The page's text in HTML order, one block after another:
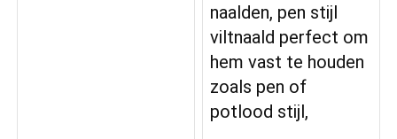
naalden, pen stijl
viltnaald perfect om
hem vast te houden
zoals pen of
potlood stijl,